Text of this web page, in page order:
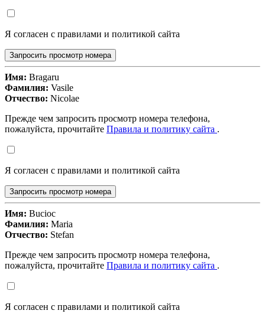
Я согласен с правилами и политикой сайта
Запросить просмотр номера
Имя: Bragaru
Фамилия: Vasile
Отчество: Nicolae
Прежде чем запросить просмотр номера телефона,
пожалуйста, прочитайте Правила и политику сайта .
Я согласен с правилами и политикой сайта
Запросить просмотр номера
Имя: Bucioc
Фамилия: Maria
Отчество: Stefan
Прежде чем запросить просмотр номера телефона,
пожалуйста, прочитайте Правила и политику сайта .
Я согласен с правилами и политикой сайта